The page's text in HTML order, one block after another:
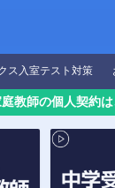
ス入室テスト対策
教師の個人契約